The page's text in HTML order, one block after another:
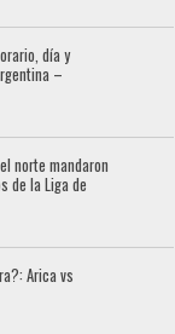
día y
–
norte mandaron
de la Liga de
Arica vs